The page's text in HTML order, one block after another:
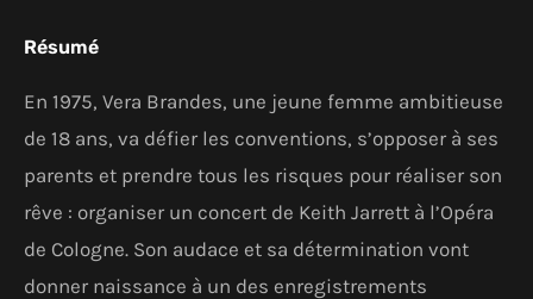
Résumé
En 1975, Vera Brandes, une jeune femme ambitieuse
de 18 ans, va défier les conventions, s’opposer à ses
parents et prendre tous les risques pour réaliser son
rêve : organiser un concert de Keith Jarrett à l’Opéra
de Cologne. Son audace et sa détermination vont
donner naissance à un des enregistrements